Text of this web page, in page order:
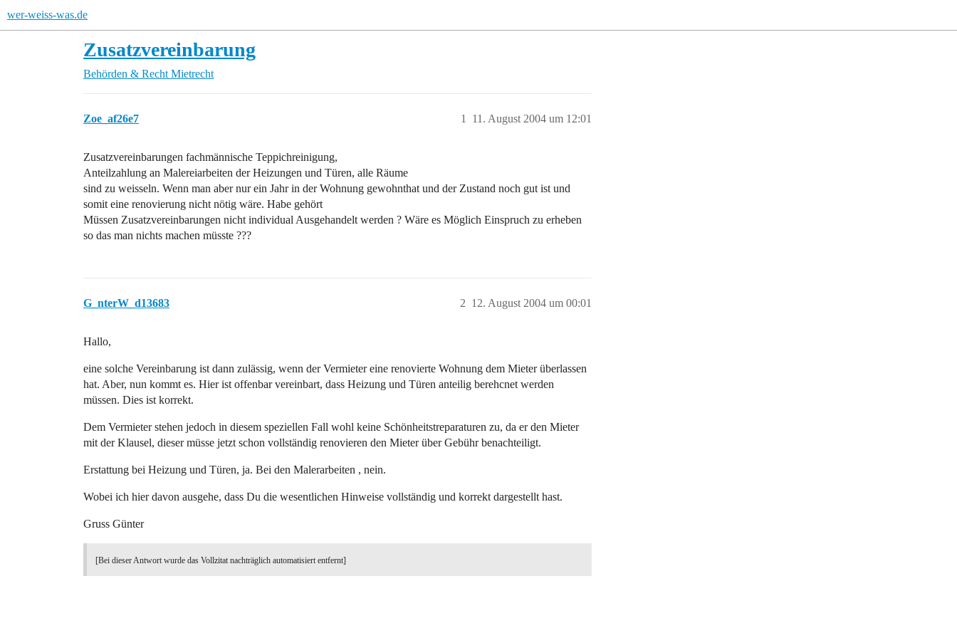
wer-weiss-was.de
Zusatzvereinbarung
Behörden & Recht Mietrecht
Zoe_af26e7 11. August 2004 um 12:01
1
Zusatzvereinbarungen fachmännische Teppichreinigung,
Anteilzahlung an Malereiarbeiten der Heizungen und Türen, alle Räume
sind zu weisseln. Wenn man aber nur ein Jahr in der Wohnung gewohnthat und der Zustand noch gut ist und
somit eine renovierung nicht nötig wäre. Habe gehört
Müssen Zusatzvereinbarungen nicht individual Ausgehandelt werden ? Wäre es Möglich Einspruch zu erheben
so das man nichts machen müsste ???
G_nterW_d13683 12. August 2004 um 00:01
2
Hallo,
eine solche Vereinbarung ist dann zulässig, wenn der Vermieter eine renovierte Wohnung dem Mieter überlassen
hat. Aber, nun kommt es. Hier ist offenbar vereinbart, dass Heizung und Türen anteilig berehcnet werden
müssen. Dies ist korrekt.
Dem Vermieter stehen jedoch in diesem speziellen Fall wohl keine Schönheitstreparaturen zu, da er den Mieter
mit der Klausel, dieser müsse jetzt schon vollständig renovieren den Mieter über Gebühr benachteiligt.
Erstattung bei Heizung und Türen, ja. Bei den Malerarbeiten , nein.
Wobei ich hier davon ausgehe, dass Du die wesentlichen Hinweise vollständig und korrekt dargestellt hast.
Gruss Günter
[Bei dieser Antwort wurde das Vollzitat nachträglich automatisiert entfernt]